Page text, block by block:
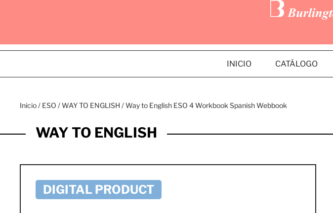
INICIO CATÁLOGO
Inicio/ ESO /WAY TO ENGLISH / Way to English ESO 4 Workbook Spanish Webbook
WAY TO ENGLISH